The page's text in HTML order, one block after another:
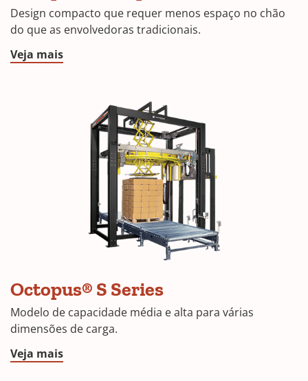
Design compacto que requer menos espaço no chão
do que as envolvedoras tradicionais.
Veja mais
Octopus® S Series
Modelo de capacidade média e alta para várias
dimensões de carga.
Veja mais